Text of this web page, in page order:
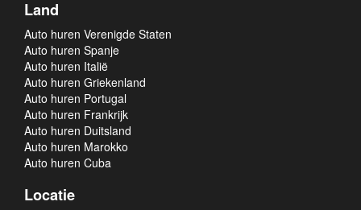
Land
Auto huren Verenigde Staten
Auto huren Spanje
Auto huren Italië
Auto huren Griekenland
Auto huren Portugal
Auto huren Frankrijk
Auto huren Duitsland
Auto huren Marokko
Auto huren Cuba
Locatie